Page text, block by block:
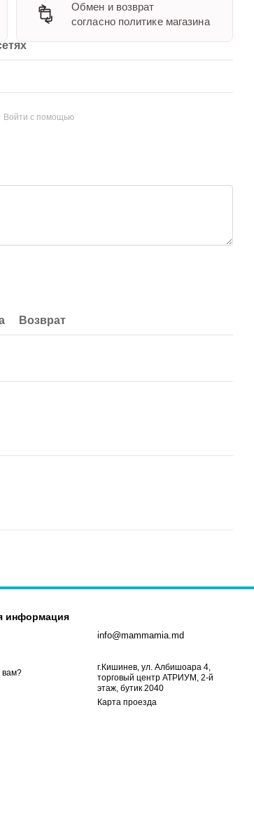
Обмен и возврат
согласно политике магазина
Войти с помощью
Возврат
информация
вам?
info@mammamia.md
г.Кишинев, ул. Албишоара 4,
торговый центр АТРИУМ, 2-й
этаж, бутик 2040
Карта проезда